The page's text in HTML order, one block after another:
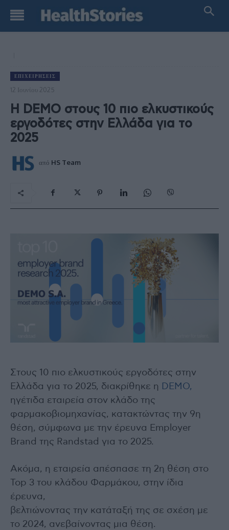
ΕΠΙΧΕΙΡΉΣΕΙΣ
12 Ιουνίου 2025
H DEMO στους 10 πιο ελκυστικούς
εργοδότες στην Ελλάδα για το
2025
από HS Team
Στους 10 πιο ελκυστικούς εργοδότες στην
Ελλάδα για το 2025, διακρίθηκε η DEMO,
ηγέτιδα εταιρεία στον κλάδο της
φαρμακοβιομηχανίας, κατακτώντας την 9η
θέση, σύμφωνα με την έρευνα Employer
Brand της Randstad για το 2025.
Ακόμα, η εταιρεία απέσπασε τη 2η θέση στο
Top 3 του κλάδου Φαρμάκου, στην ίδια
έρευνα,
βελτιώνοντας την κατάταξή της σε σχέση με
το 2024, ανεβαίνοντας μια θέση.